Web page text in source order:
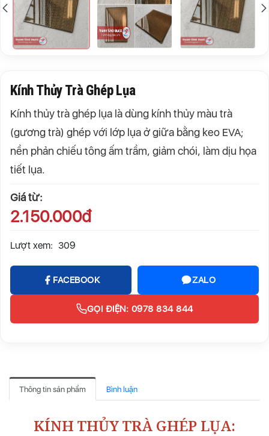
Kính Thủy Trà Ghép Lụa
Kính thủy trà ghép lụa là dùng kính thủy màu trà
(gương trà) ghép với lớp lụa ở giữa bằng keo EVA;
nền phản chiếu tông ấm trầm, giảm chói, làm dịu họa
tiết lụa.
Giá từ:
2.150.000đ
Lượt xem: 309
FACEBOOK ZALO
GỌI ĐIỆN: 0978 834 844
Thông tin sản phẩm Bình luận
KÍNH THỦY TRÀ GHÉP LỤA: